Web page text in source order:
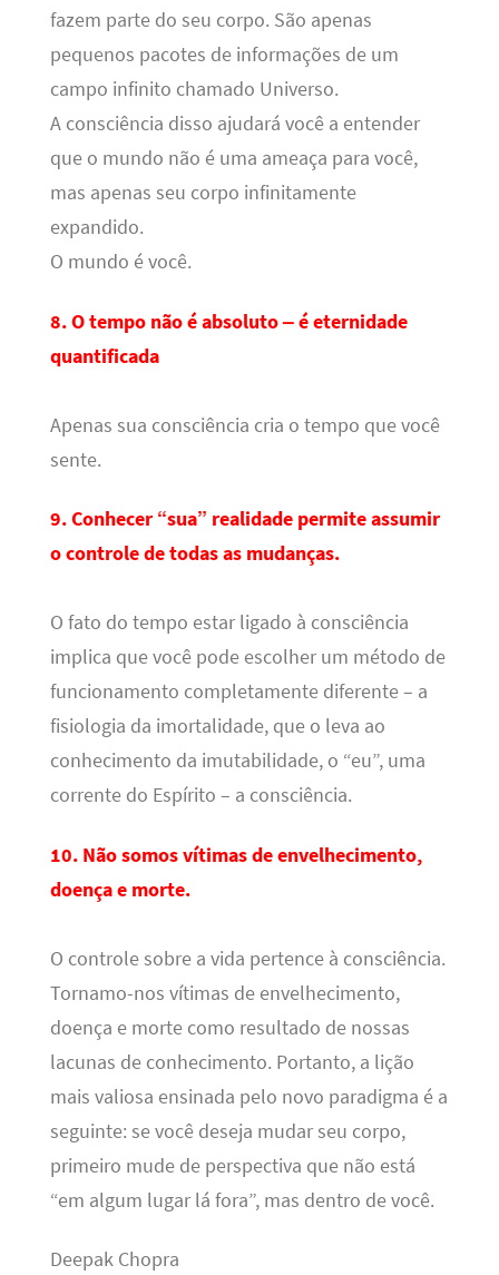
fazem parte do seu corpo. São apenas
pequenos pacotes de informações de um
campo infinito chamado Universo.
A consciência disso ajudará você a entender
que o mundo não é uma ameaça para você,
mas apenas seu corpo infinitamente
expandido.
O mundo é você.
8. O tempo não é absoluto – é eternidade
quantificada
Apenas sua consciência cria o tempo que você
sente.
9. Conhecer “sua” realidade permite assumir
o controle de todas as mudanças.
O fato do tempo estar ligado à consciência
implica que você pode escolher um método de
funcionamento completamente diferente – a
fisiologia da imortalidade, que o leva ao
conhecimento da imutabilidade, o “eu”, uma
corrente do Espírito – a consciência.
10. Não somos vítimas de envelhecimento,
doença e morte.
O controle sobre a vida pertence à consciência.
Tornamo-nos vítimas de envelhecimento,
doença e morte como resultado de nossas
lacunas de conhecimento. Portanto, a lição
mais valiosa ensinada pelo novo paradigma é a
seguinte: se você deseja mudar seu corpo,
primeiro mude de perspectiva que não está
“em algum lugar lá fora”, mas dentro de você.
Deepak Chopra